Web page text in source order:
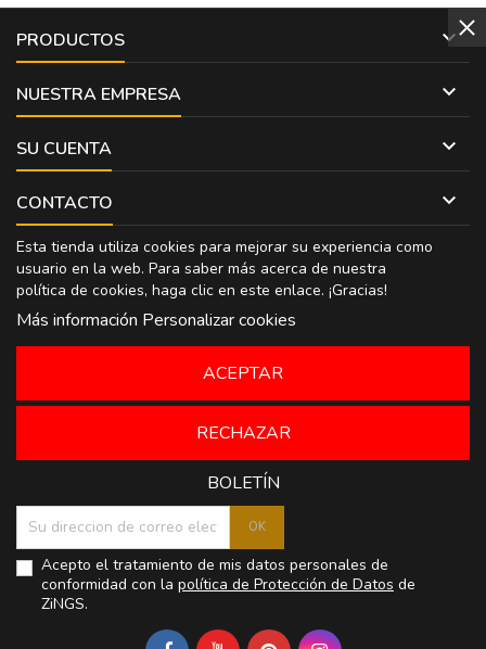
PRODUCTOS 
NUESTRA EMPRESA 
SU CUENTA 
CONTACTO 
Esta tienda utiliza cookies para mejorar su experiencia como
usuario en la web. Para saber más acerca de nuestra
política de cookies, haga clic en este enlace. ¡Gracias!
Más información Personalizar cookies
RECHAZAR
ACEPTAR
BOLETÍN
Acepto el tratamiento de mis datos personales de
conformidad con la política de Protección de Datos de
ZiNGS.